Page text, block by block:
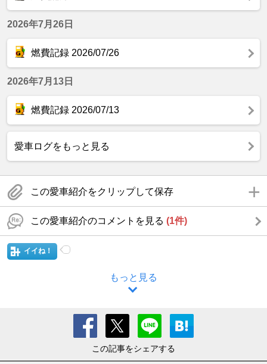
2026年7月26日
燃費記録 2026/07/26
2026年7月13日
燃費記録 2026/07/13
愛車ログをもっと見る
この愛車紹介をクリップして保存
この愛車紹介のコメントを見る (1件)
イイね！
もっと見る
この記事をシェアする